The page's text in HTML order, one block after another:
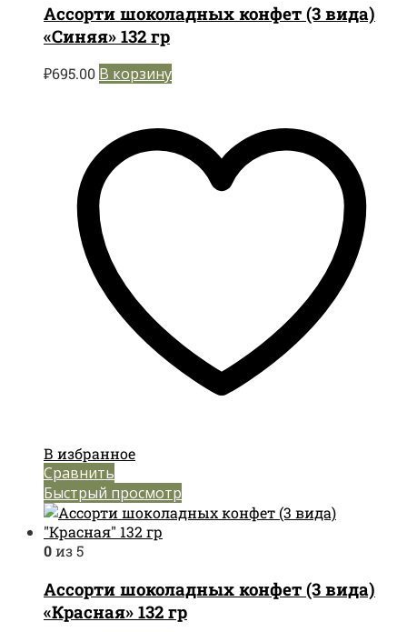
Ассорти шоколадных конфет (3 вида)
«Синяя» 132 гр
₽695.00 В корзину
В избранное
Сравнить
Быстрый просмотр
0из 5
Ассорти шоколадных конфет (3 вида)
«Красная» 132 гр